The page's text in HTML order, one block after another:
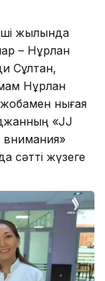
жылында
– Нұрлан
Сұлтан,
Нұрлан
нығая
«JJ
внимания»
сәтті жүзеге